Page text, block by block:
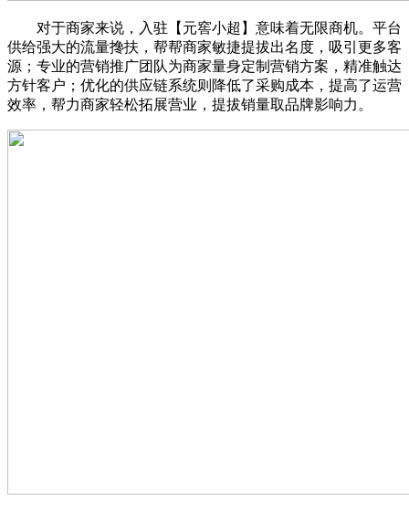
对于商家来说，入驻【元窖小超】意味着无限商机。平台
供给强大的流量搀扶，帮帮商家敏捷提拔出名度，吸引更多客
源；专业的营销推广团队为商家量身定制营销方案，精准触达
方针客户；优化的供应链系统则降低了采购成本，提高了运营
效率，帮力商家轻松拓展营业，提拔销量取品牌影响力。